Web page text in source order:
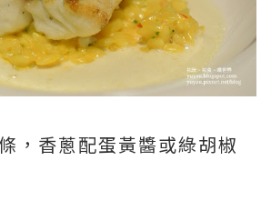
，香蔥配蛋黃醬或綠胡椒